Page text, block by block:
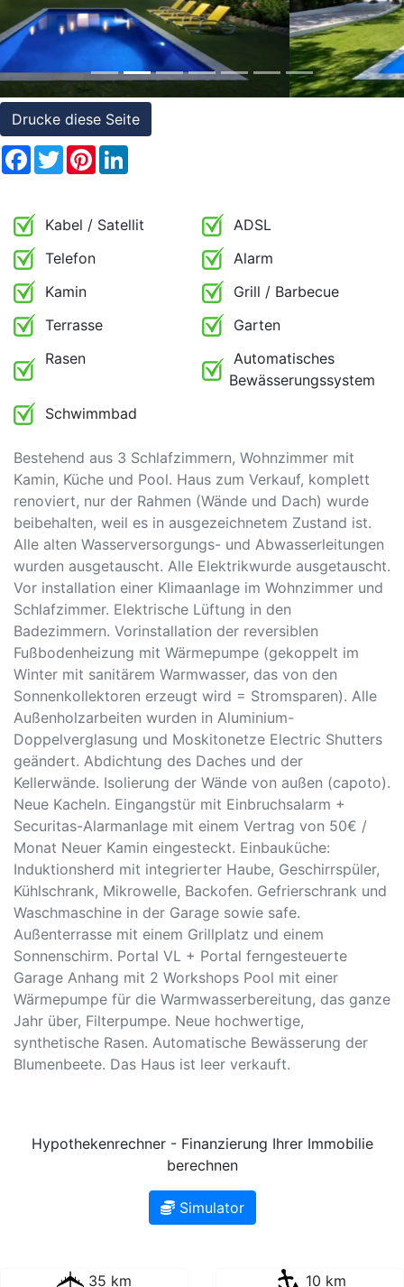
Referenzen
Immobilien
und
Steuerrecht
Drucke diese Seite
Facebook
TwitterPinterest
Kabel / Satellit
ADSL
Telefon
Alarm
Kamin
Grill / Barbecue
Terrasse
Garten
Rasen
Automatisches
Bewässerungssystem
Schwimmbad
Bestehend aus 3 Schlafzimmern, Wohnzimmer mit
Kamin, Küche und Pool. Haus zum Verkauf, komplett
renoviert, nur der Rahmen (Wände und Dach) wurde
beibehalten, weil es in ausgezeichnetem Zustand ist.
Alle alten Wasserversorgungs- und Abwasserleitungen
wurden ausgetauscht. Alle Elektrikwurde ausgetauscht.
Vor installation einer Klimaanlage im Wohnzimmer und
Schlafzimmer. Elektrische Lüftung in den
Badezimmern. Vorinstallation der reversiblen
Fußbodenheizung mit Wärmepumpe (gekoppelt im
Winter mit sanitärem Warmwasser, das von den
Sonnenkollektoren erzeugt wird = Stromsparen). Alle
Außenholzarbeiten wurden in Aluminium-
Doppelverglasung und Moskitonetze Electric Shutters
geändert. Abdichtung des Daches und der
Kellerwände. Isolierung der Wände von außen (capoto).
Neue Kacheln. Eingangstür mit Einbruchsalarm +
Securitas-Alarmanlage mit einem Vertrag von 50€ /
Monat Neuer Kamin eingesteckt. Einbauküche:
Induktionsherd mit integrierter Haube, Geschirrspüler,
Kühlschrank, Mikrowelle, Backofen. Gefrierschrank und
Waschmaschine in der Garage sowie safe.
Außenterrasse mit einem Grillplatz und einem
Sonnenschirm. Portal VL + Portal ferngesteuerte
Garage Anhang mit 2 Workshops Pool mit einer
Wärmepumpe für die Warmwasserbereitung, das ganze
Jahr über, Filterpumpe. Neue hochwertige,
synthetische Rasen. Automatische Bewässerung der
Blumenbeete. Das Haus ist leer verkauft.
Hypothekenrechner - Finanzierung Ihrer Immobilie
berechnen
Simulator
35 km 10 km